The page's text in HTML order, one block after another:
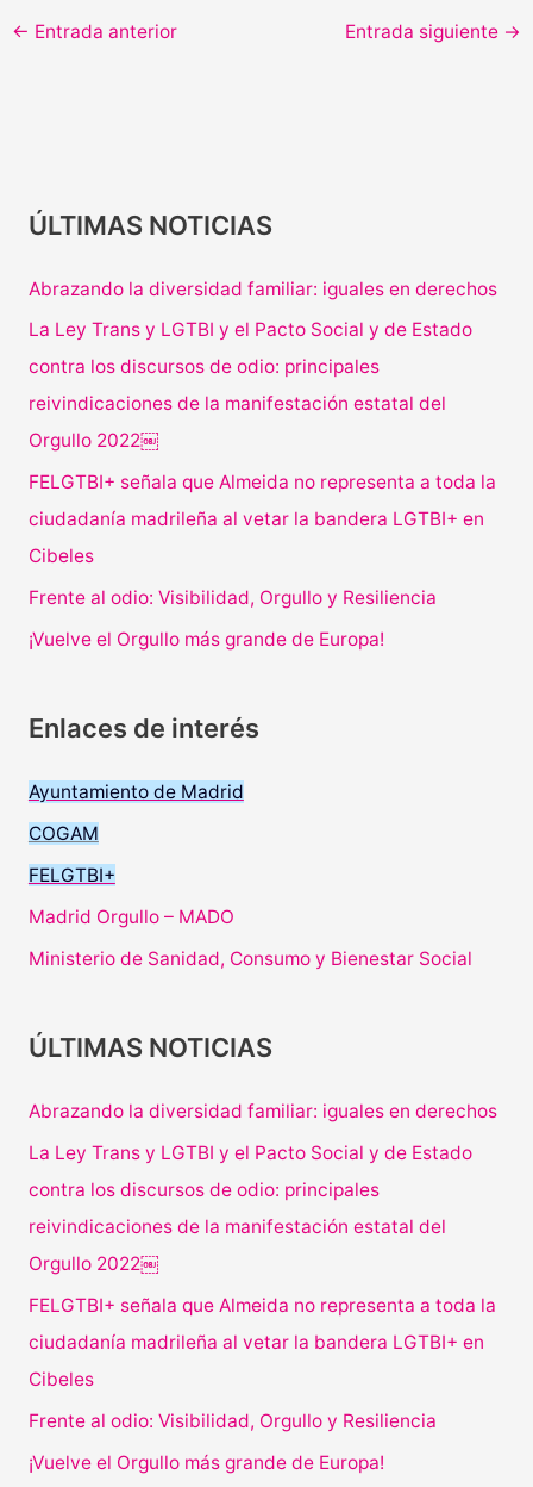
← Entrada anterior Entrada siguiente →
ÚLTIMAS NOTICIAS
Abrazando la diversidad familiar: iguales en derechos
La Ley Trans y LGTBI y el Pacto Social y de Estado
contra los discursos de odio: principales
reivindicaciones de la manifestación estatal del
Orgullo 2022￼
FELGTBI+ señala que Almeida no representa a toda la
ciudadanía madrileña al vetar la bandera LGTBI+ en
Cibeles
Frente al odio: Visibilidad, Orgullo y Resiliencia
¡Vuelve el Orgullo más grande de Europa!
Enlaces de interés
Ayuntamiento de Madrid
COGAM
FELGTBI+
Madrid Orgullo – MADO
Ministerio de Sanidad, Consumo y Bienestar Social
ÚLTIMAS NOTICIAS
Abrazando la diversidad familiar: iguales en derechos
La Ley Trans y LGTBI y el Pacto Social y de Estado
contra los discursos de odio: principales
reivindicaciones de la manifestación estatal del
Orgullo 2022￼
FELGTBI+ señala que Almeida no representa a toda la
ciudadanía madrileña al vetar la bandera LGTBI+ en
Cibeles
Frente al odio: Visibilidad, Orgullo y Resiliencia
¡Vuelve el Orgullo más grande de Europa!